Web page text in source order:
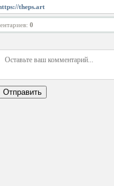
theps.art
: 0
Отправить